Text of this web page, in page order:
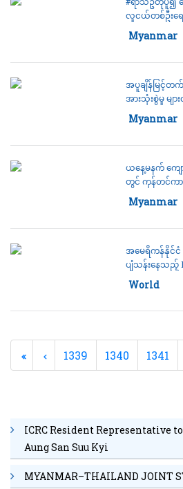
လူငယ်တစ်ဦးရေ
နှစ်စဉ်ရေနစ်သေ
Category:
Myanmar
အပူချိန်မြင့်
အားသုံးစွဲမှု မျာ
ဖောက်ခွဲဖျက်ဆီး
ဖြန့်ဖြူးပေးနိုင်
Category:
Myanmar
ယနေ့မနက် ကျ
တွင် ကုန်တင်ကား
နေ
Category:
Myanmar
အမေရိကန်နိုင်
ပျံသန်းနေသည့်
စီးအချင်းချင်
လူ(၉)ဦးသေဆုံး
Category:
World
1339 1340 1341
ICRC Resident Representative
Aung San Suu Kyi
MYANMAR–THAILAND JOINT